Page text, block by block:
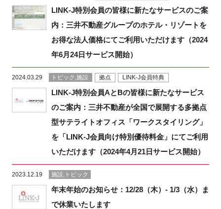
LINK-J特別会員の皆様に新たなサービスのご案
内：三井不動産グループのホテル・リゾートを
お得な法人価格にてご利用いただけます（2024
年6月24日サービス開始）
2024.03.29 トピック,施設 拠点 LINK-J会員特典
LINK-J特別会員AとBの皆様に新たなサービス
のご案内：三井不動産が全国で展開する多拠点
型サテライトオフィス「ワークスタイリング」
を「LINK-J会員向け特別優待料金」にてご利用
いただけます（2024年4月21日サービス開始）
2023.12.19 施設,トピック
年末年始のお知らせ：12/28（木）- 1/3（水）ま
で休業いたします